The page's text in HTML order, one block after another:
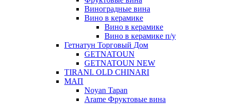
Виноградные вина
Вино в керамике
Вино в керамике
Вино в керамике п/у
Гетнатун Торговый Дом
GETNATOUN
GETNATOUN NEW
TIRANI. OLD CHINARI
МАП
Noyan Tapan
Arame Фруктовые вина